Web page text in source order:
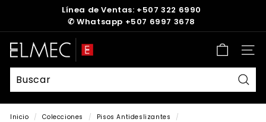
diapositivas
pausa
Línea de Ventas: +507 322 6990
✆ Whatsapp +507 6997 3678
E
L
M
E
C
Inicio / Colecciones / Pisos Antideslizantes /